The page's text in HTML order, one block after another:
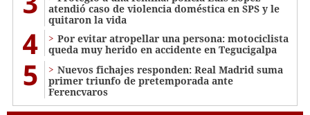
atendió caso de violencia doméstica en SPS y le
quitaron la vida
4
Por evitar atropellar una persona: motociclista
queda muy herido en accidente en Tegucigalpa
5
Nuevos fichajes responden: Real Madrid suma
primer triunfo de pretemporada ante
Ferencvaros